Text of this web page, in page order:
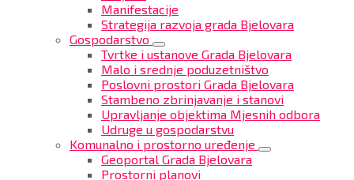
Manifestacije
Strategija razvoja grada Bjelovara
Gospodarstvo
Tvrtke i ustanove Grada Bjelovara
Malo i srednje poduzetništvo
Poslovni prostori Grada Bjelovara
Stambeno zbrinjavanje i stanovi
Upravljanje objektima Mjesnih odbora
Udruge u gospodarstvu
Komunalno i prostorno uređenje
Geoportal Grada Bjelovara
Prostorni planovi